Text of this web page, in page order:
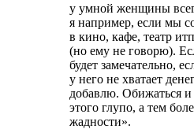
у умной женщины
я например, если мы
в кино, кафе, театр
(но ему не говорю).
будет замечательно,
у него не хватает
добавлю. Обижаться и
этого глупо, а тем
жадности».